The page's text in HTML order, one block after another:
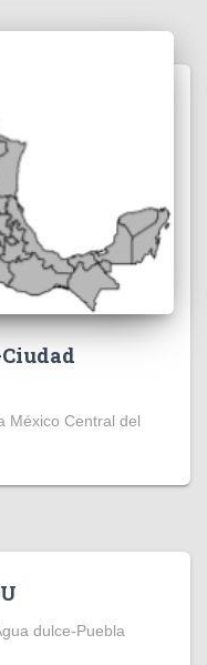
México Central del
dulce-Puebla